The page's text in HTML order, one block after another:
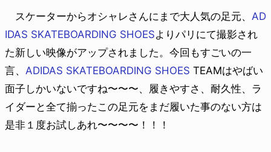
スケーターからオシャレさんにまで大人気の足元、 AD
IDAS SKATEBOARDING SHOESよりパリにて撮影され
た新しい映像がアップされました。今回もすごいの一
言、 ADIDAS SKATEBOARDING SHOES TEAMはやばい
面子しかいないですね〜〜〜、履きやすさ、耐久性、ラ
イダーと全て揃ったこの足元をまだ履いた事のない方は
是非１度お試しあれ〜〜〜〜！！！